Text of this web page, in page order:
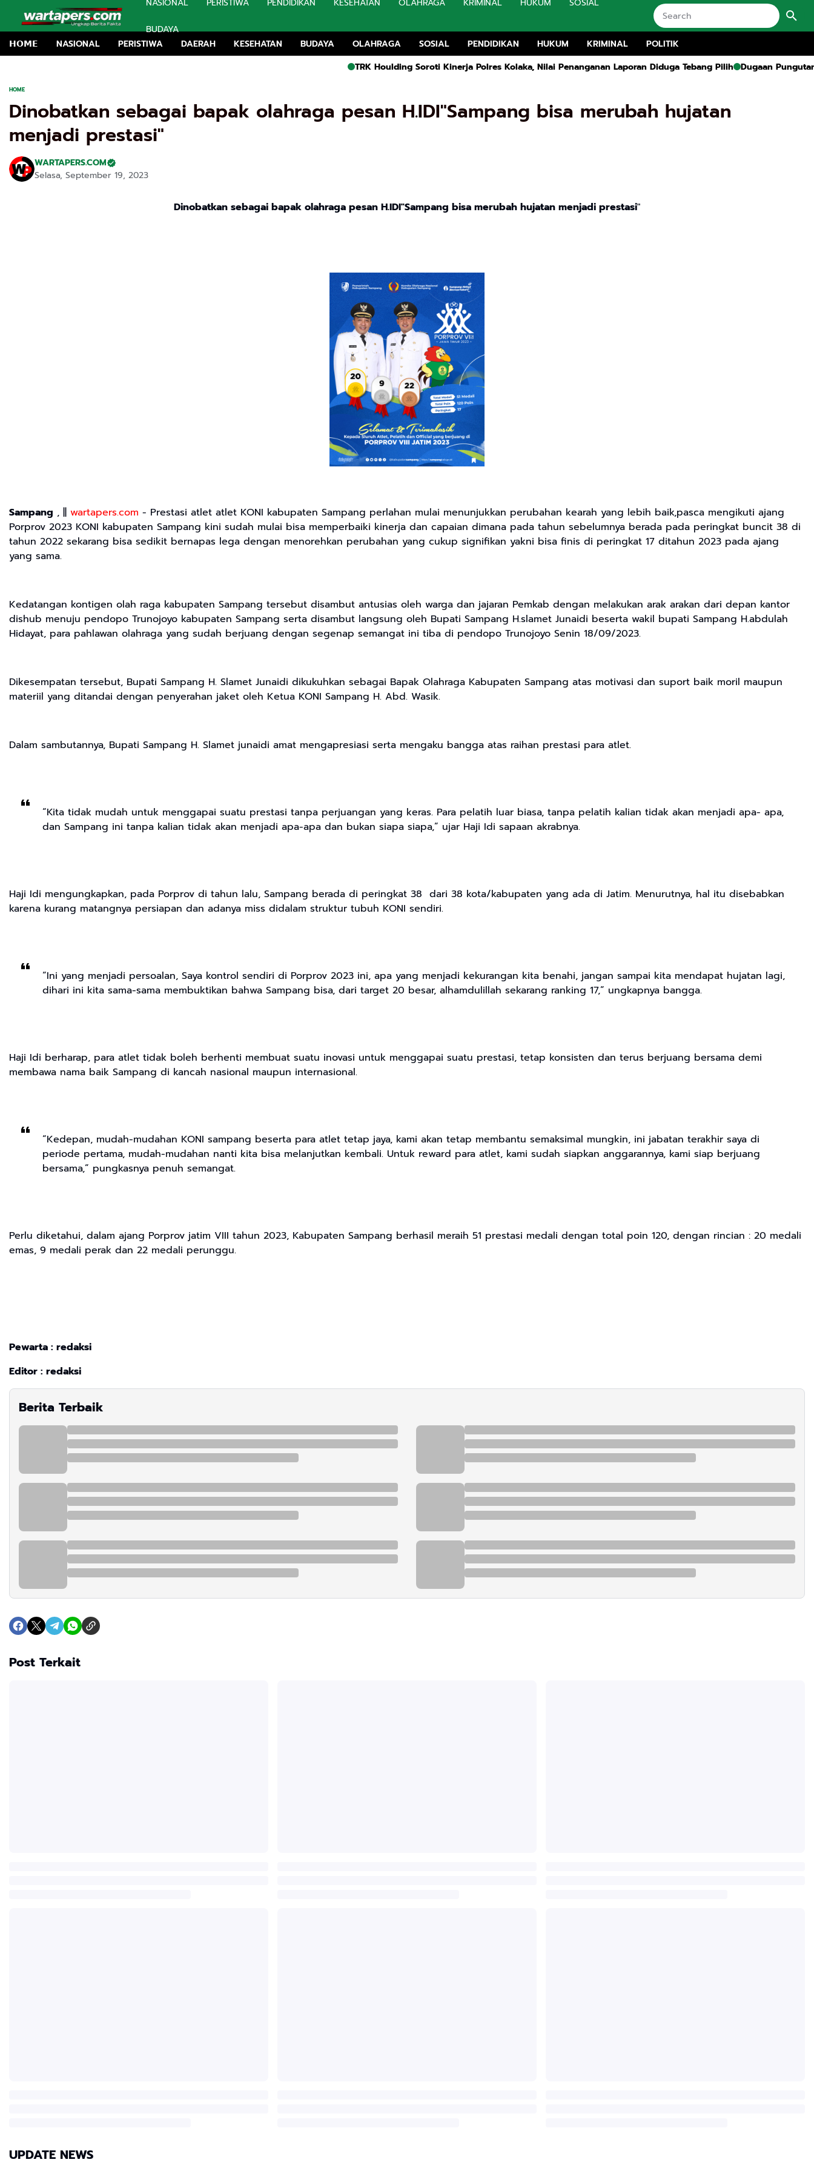
BUDAYA
𝗛𝗢𝗠𝗘
NASIONAL PERISTIWA DAERAH KESEHATAN BUDAYA OLAHRAGA SOSIAL PENDIDIKAN HUKUM KRIMINAL
POLITIK
TRK Houlding Soroti Kinerja Polres Kolaka, Nilai Penanganan Laporan Diduga Tebang Pilih
Dugaan Pungutan Liar Dana
HOME
Dinobatkan sebagai bapak olahraga pesan H.IDI"Sampang bisa merubah hujatan
menjadi prestasi"
WARTAPERS.COM
Selasa, September 19, 2023
Dinobatkan sebagai bapak olahraga pesan H.IDI"Sampang bisa merubah hujatan menjadi prestasi"
Sampang , || wartapers.com - Prestasi atlet atlet KONI kabupaten Sampang perlahan mulai menunjukkan perubahan kearah yang lebih baik,pasca mengikuti ajang
Porprov 2023 KONI kabupaten Sampang kini sudah mulai bisa memperbaiki kinerja dan capaian dimana pada tahun sebelumnya berada pada peringkat buncit 38 di
tahun 2022 sekarang bisa sedikit bernapas lega dengan menorehkan perubahan yang cukup signifikan yakni bisa finis di peringkat 17 ditahun 2023 pada ajang
yang sama.
Kedatangan kontigen olah raga kabupaten Sampang tersebut disambut antusias oleh warga dan jajaran Pemkab dengan melakukan arak arakan dari depan kantor
dishub menuju pendopo Trunojoyo kabupaten Sampang serta disambut langsung oleh Bupati Sampang H.slamet Junaidi beserta wakil bupati Sampang H.abdulah
Hidayat, para pahlawan olahraga yang sudah berjuang dengan segenap semangat ini tiba di pendopo Trunojoyo Senin 18/09/2023.
Dikesempatan tersebut, Bupati Sampang H. Slamet Junaidi dikukuhkan sebagai Bapak Olahraga Kabupaten Sampang atas motivasi dan suport baik moril maupun
materiil yang ditandai dengan penyerahan jaket oleh Ketua KONI Sampang H. Abd. Wasik.
Dalam sambutannya, Bupati Sampang H. Slamet junaidi amat mengapresiasi serta mengaku bangga atas raihan prestasi para atlet.
“Kita tidak mudah untuk menggapai suatu prestasi tanpa perjuangan yang keras. Para pelatih luar biasa, tanpa pelatih kalian tidak akan menjadi apa- apa,
dan Sampang ini tanpa kalian tidak akan menjadi apa-apa dan bukan siapa siapa,” ujar Haji Idi sapaan akrabnya.
Haji Idi mengungkapkan, pada Porprov di tahun lalu, Sampang berada di peringkat 38 dari 38 kota/kabupaten yang ada di Jatim. Menurutnya, hal itu disebabkan
karena kurang matangnya persiapan dan adanya miss didalam struktur tubuh KONI sendiri.
“Ini yang menjadi persoalan, Saya kontrol sendiri di Porprov 2023 ini, apa yang menjadi kekurangan kita benahi, jangan sampai kita mendapat hujatan lagi,
dihari ini kita sama-sama membuktikan bahwa Sampang bisa, dari target 20 besar, alhamdulillah sekarang ranking 17,” ungkapnya bangga.
Haji Idi berharap, para atlet tidak boleh berhenti membuat suatu inovasi untuk menggapai suatu prestasi, tetap konsisten dan terus berjuang bersama demi
membawa nama baik Sampang di kancah nasional maupun internasional.
“Kedepan, mudah-mudahan KONI sampang beserta para atlet tetap jaya, kami akan tetap membantu semaksimal mungkin, ini jabatan terakhir saya di
periode pertama, mudah-mudahan nanti kita bisa melanjutkan kembali. Untuk reward para atlet, kami sudah siapkan anggarannya, kami siap berjuang
bersama,” pungkasnya penuh semangat.
Perlu diketahui, dalam ajang Porprov jatim VIII tahun 2023, Kabupaten Sampang berhasil meraih 51 prestasi medali dengan total poin 120, dengan rincian : 20 medali
emas, 9 medali perak dan 22 medali perunggu.
Pewarta : redaksi
Editor : redaksi
Berita Terbaik
Post Terkait
UPDATE NEWS